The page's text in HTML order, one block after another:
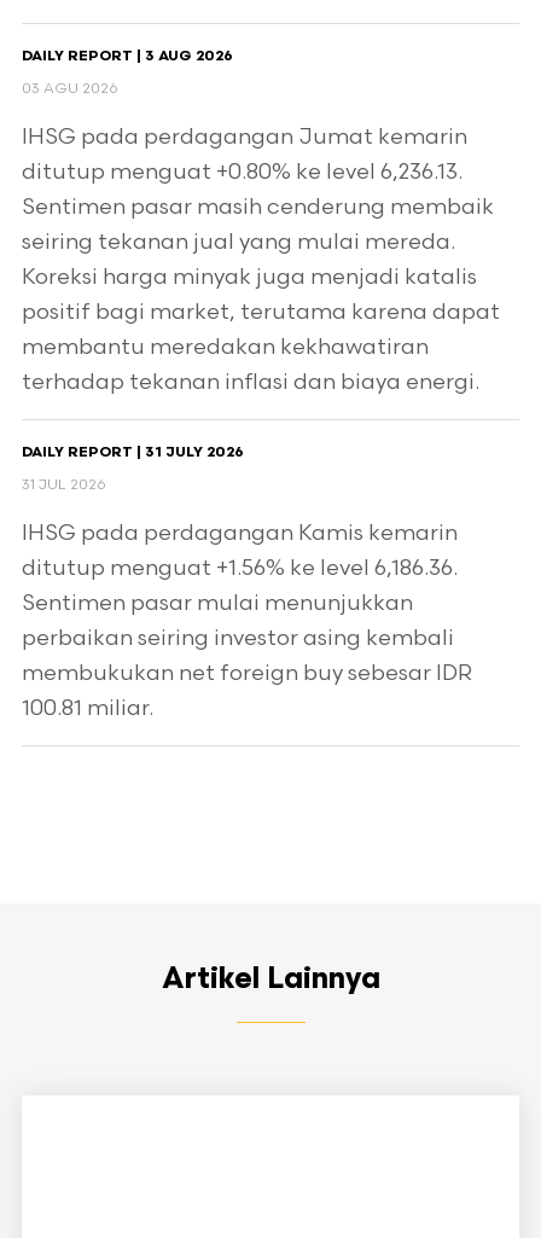
DAILY REPORT | 3 AUG 2026
03 AGU 2026
IHSG pada perdagangan Jumat kemarin
ditutup menguat +0.80% ke level 6,236.13.
Sentimen pasar masih cenderung membaik
seiring tekanan jual yang mulai mereda.
Koreksi harga minyak juga menjadi katalis
positif bagi market, terutama karena dapat
membantu meredakan kekhawatiran
terhadap tekanan inflasi dan biaya energi.
DAILY REPORT | 31 JULY 2026
31 JUL 2026
IHSG pada perdagangan Kamis kemarin
ditutup menguat +1.56% ke level 6,186.36.
Sentimen pasar mulai menunjukkan
perbaikan seiring investor asing kembali
membukukan net foreign buy sebesar IDR
100.81 miliar.
Artikel Lainnya